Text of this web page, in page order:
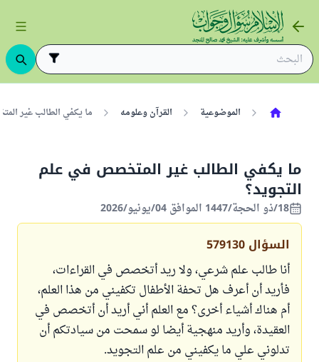
الموضوعية القرآن وعلومه ما يكفي الطالب غير
ما يكفي الطالب غير المتخصص في علم
التجويد؟
18/ذو الحجة/1447 الموافق 04/يونيو/2026
السؤال 579130
أنا طالب علم شرعي، ولا ريد أتخصص في القراءات،
فأريد أن أعرف هل تحفة الأطفال تكفيني من هذا العلم،
أم هناك أشياء أخرى؟ مع العلم أني أريد أن أتخصص في
العقيدة، وأريد منهجية أيضا لو سمحت من سيادتكم أن
تدلوني علي ما يكفيني من علم التجويد.